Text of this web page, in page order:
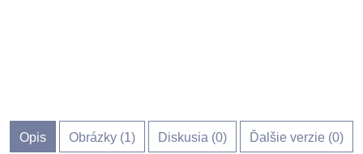
Opis Obrázky (1) Diskusia (0) Ďalšie verzie (0)